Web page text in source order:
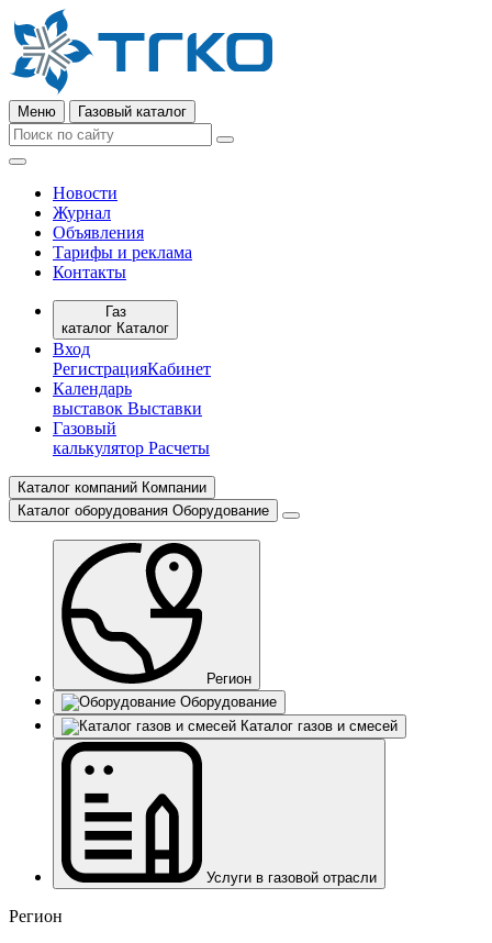
Меню Газовый каталог
Новости
Журнал
Объявления
Тарифы и реклама
Контакты
Газ
каталог Каталог
Вход
РегистрацияКабинет
Календарь
выставок Выставки
Газовый
калькулятор Расчеты
Каталог компаний Компании
Каталог оборудования Оборудование
Регион
Оборудование
Каталог газов и смесей
Услуги в газовой отрасли
Регион